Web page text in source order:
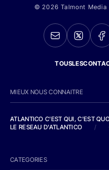
© 2026 Talmont
MIEUX NOUS CONNAITRE
ATLANTICO C'EST QUI, C'EST
LE RESEAU D'ATLANTICO
/
CATEGORIES